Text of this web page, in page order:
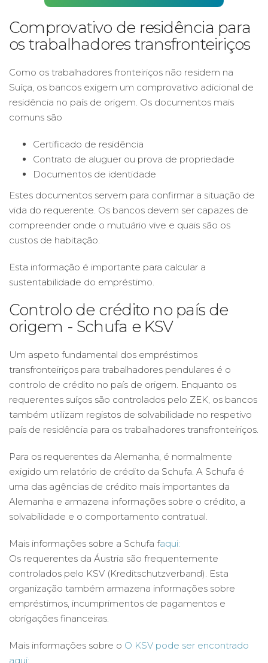
Comprovativo de residência para
os trabalhadores transfronteiriços
Como os trabalhadores fronteiriços não residem na
Suíça, os bancos exigem um comprovativo adicional de
residência no país de origem. Os documentos mais
comuns são
Certificado de residência
Contrato de aluguer ou prova de propriedade
Documentos de identidade
Estes documentos servem para confirmar a situação de
vida do requerente. Os bancos devem ser capazes de
compreender onde o mutuário vive e quais são os
custos de habitação.
Esta informação é importante para calcular a
sustentabilidade do empréstimo.
Controlo de crédito no país de
origem - Schufa e KSV
Um aspeto fundamental dos empréstimos
transfronteiriços para trabalhadores pendulares é o
controlo de crédito no país de origem. Enquanto os
requerentes suíços são controlados pelo ZEK, os bancos
também utilizam registos de solvabilidade no respetivo
país de residência para os trabalhadores transfronteiriços.
Para os requerentes da Alemanha, é normalmente
exigido um relatório de crédito da Schufa. A Schufa é
uma das agências de crédito mais importantes da
Alemanha e armazena informações sobre o crédito, a
solvabilidade e o comportamento contratual.
Mais informações sobre a Schufa faqui:
Os requerentes da Áustria são frequentemente
controlados pelo KSV (Kreditschutzverband). Esta
organização também armazena informações sobre
empréstimos, incumprimentos de pagamentos e
obrigações financeiras.
Mais informações sobre o O KSV pode ser encontrado
aqui: